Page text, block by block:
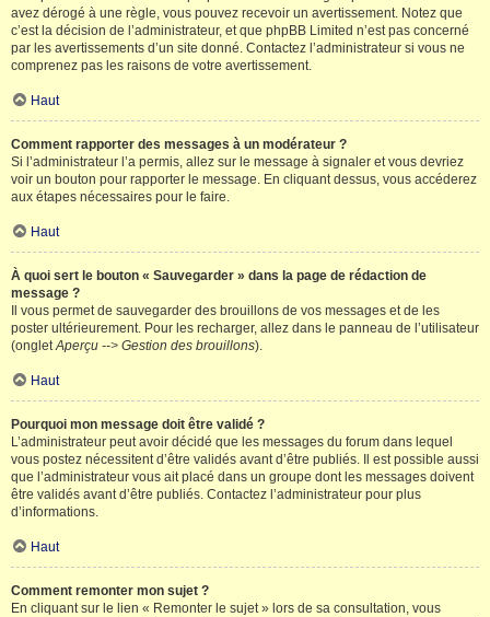
avez dérogé à une règle, vous pouvez recevoir un avertissement. Notez que
c’est la décision de l’administrateur, et que phpBB Limited n’est pas concerné
par les avertissements d’un site donné. Contactez l’administrateur si vous ne
comprenez pas les raisons de votre avertissement.
Haut
Comment rapporter des messages à un modérateur ?
Si l’administrateur l’a permis, allez sur le message à signaler et vous devriez
voir un bouton pour rapporter le message. En cliquant dessus, vous accéderez
aux étapes nécessaires pour le faire.
Haut
À quoi sert le bouton « Sauvegarder » dans la page de rédaction de
message ?
Il vous permet de sauvegarder des brouillons de vos messages et de les
poster ultérieurement. Pour les recharger, allez dans le panneau de l’utilisateur
(ongletAperçu --> Gestion des brouillons).
Haut
Pourquoi mon message doit être validé ?
L’administrateur peut avoir décidé que les messages du forum dans lequel
vous postez nécessitent d’être validés avant d’être publiés. Il est possible aussi
que l’administrateur vous ait placé dans un groupe dont les messages doivent
être validés avant d’être publiés. Contactez l’administrateur pour plus
d’informations.
Haut
Comment remonter mon sujet ?
En cliquant sur le lien « Remonter le sujet » lors de sa consultation, vous